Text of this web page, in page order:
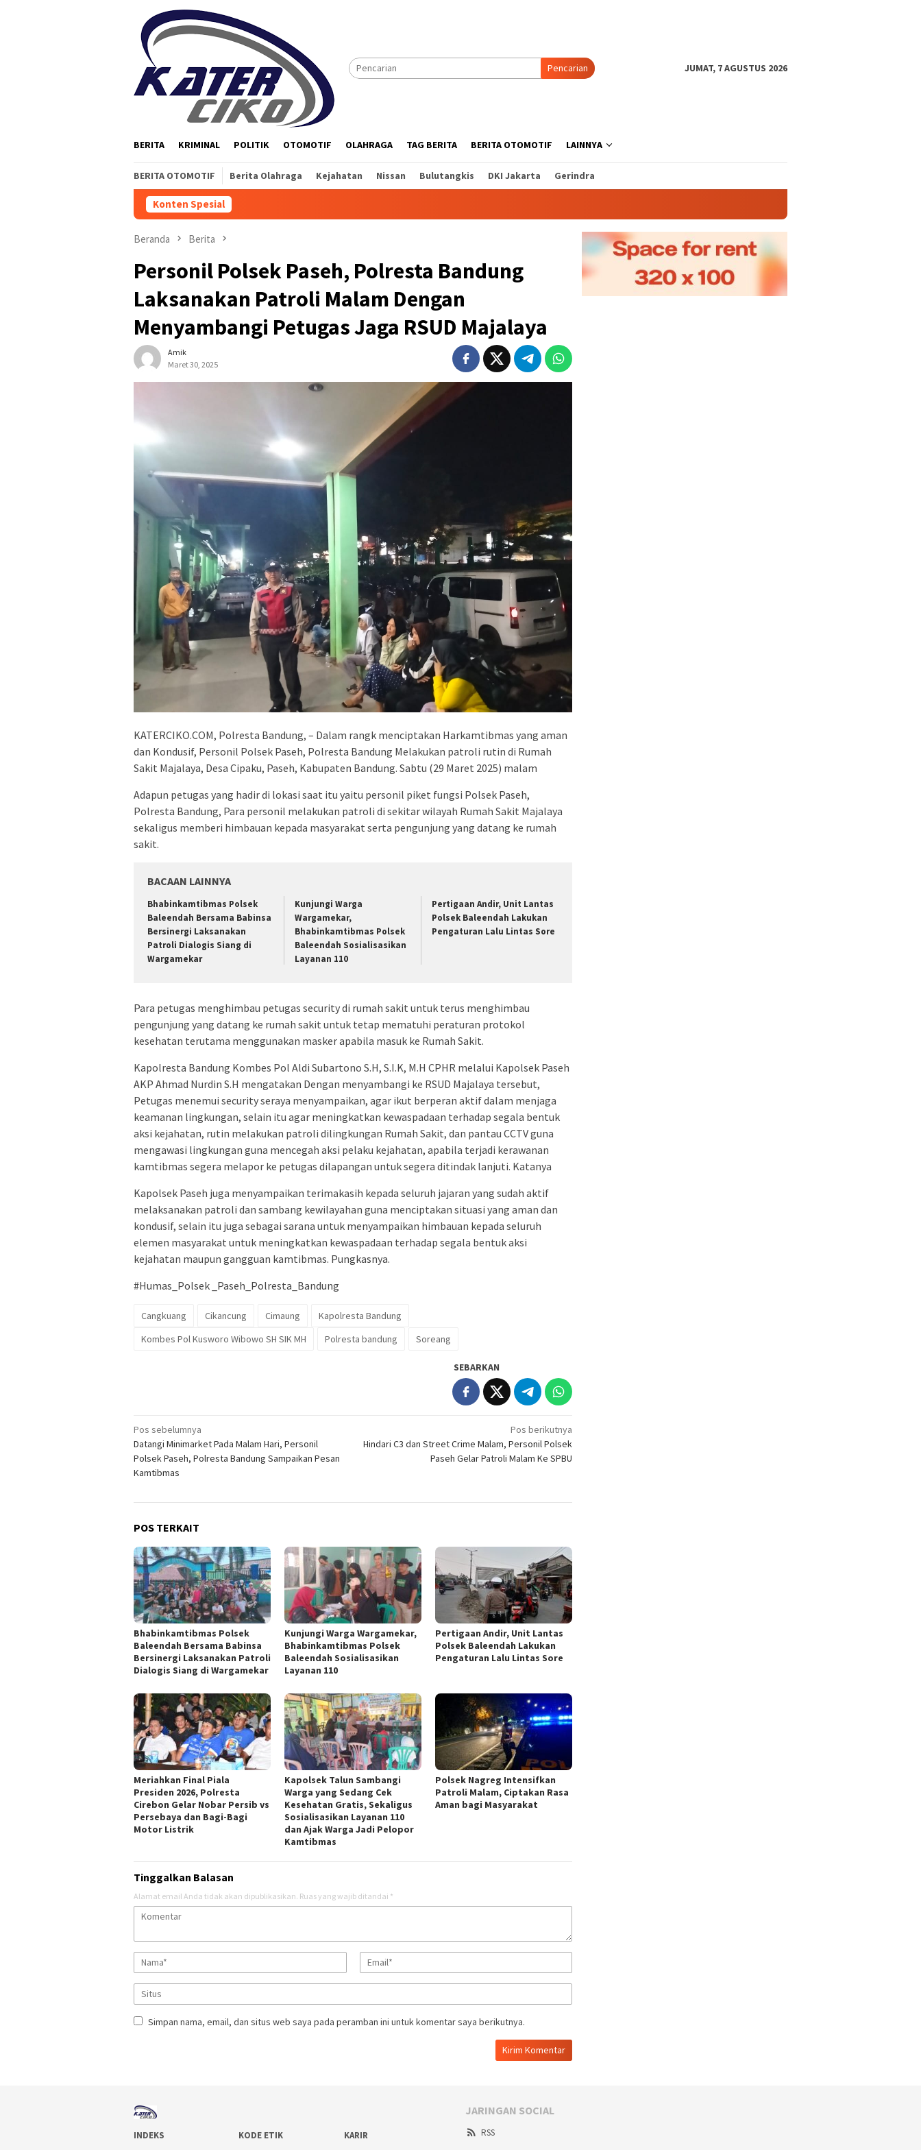
Pencarian JUMAT, 7 AGUSTUS 2026
BERITA KRIMINAL POLITIK OTOMOTIF OLAHRAGA TAG BERITA BERITA OTOMOTIF LAINNYA
BERITA OTOMOTIF Berita Olahraga Kejahatan Nissan Bulutangkis DKI Jakarta Gerindra
Konten Spesial
Beranda Berita
Personil Polsek Paseh, Polresta Bandung
Laksanakan Patroli Malam Dengan
Menyambangi Petugas Jaga RSUD Majalaya
Amik
Maret 30, 2025
KATERCIKO.COM, Polresta Bandung, – Dalam rangk menciptakan Harkamtibmas yang aman
dan Kondusif, Personil Polsek Paseh, Polresta Bandung Melakukan patroli rutin di Rumah
Sakit Majalaya, Desa Cipaku, Paseh, Kabupaten Bandung. Sabtu (29 Maret 2025) malam
Adapun petugas yang hadir di lokasi saat itu yaitu personil piket fungsi Polsek Paseh,
Polresta Bandung, Para personil melakukan patroli di sekitar wilayah Rumah Sakit Majalaya
sekaligus memberi himbauan kepada masyarakat serta pengunjung yang datang ke rumah
sakit.
BACAAN LAINNYA
Bhabinkamtibmas Polsek
Baleendah Bersama Babinsa
Bersinergi Laksanakan
Patroli Dialogis Siang di
Wargamekar
Kunjungi Warga
Wargamekar,
Bhabinkamtibmas Polsek
Baleendah Sosialisasikan
Layanan 110
Pertigaan Andir, Unit Lantas
Polsek Baleendah Lakukan
Pengaturan Lalu Lintas Sore
Para petugas menghimbau petugas security di rumah sakit untuk terus menghimbau
pengunjung yang datang ke rumah sakit untuk tetap mematuhi peraturan protokol
kesehatan terutama menggunakan masker apabila masuk ke Rumah Sakit.
Kapolresta Bandung Kombes Pol Aldi Subartono S.H, S.I.K, M.H CPHR melalui Kapolsek Paseh
AKP Ahmad Nurdin S.H mengatakan Dengan menyambangi ke RSUD Majalaya tersebut,
Petugas menemui security seraya menyampaikan, agar ikut berperan aktif dalam menjaga
keamanan lingkungan, selain itu agar meningkatkan kewaspadaan terhadap segala bentuk
aksi kejahatan, rutin melakukan patroli dilingkungan Rumah Sakit, dan pantau CCTV guna
mengawasi lingkungan guna mencegah aksi pelaku kejahatan, apabila terjadi kerawanan
kamtibmas segera melapor ke petugas dilapangan untuk segera ditindak lanjuti. Katanya
Kapolsek Paseh juga menyampaikan terimakasih kepada seluruh jajaran yang sudah aktif
melaksanakan patroli dan sambang kewilayahan guna menciptakan situasi yang aman dan
kondusif, selain itu juga sebagai sarana untuk menyampaikan himbauan kepada seluruh
elemen masyarakat untuk meningkatkan kewaspadaan terhadap segala bentuk aksi
kejahatan maupun gangguan kamtibmas. Pungkasnya.
#Humas_Polsek _Paseh_Polresta_Bandung
Cangkuang Cikancung Cimaung
Kapolresta Bandung
Kombes Pol Kusworo Wibowo SH SIK MH
Polresta bandung Soreang
SEBARKAN
Navigasi
pos
Pos sebelumnya
Datangi Minimarket Pada Malam Hari, Personil
Polsek Paseh, Polresta Bandung Sampaikan Pesan
Kamtibmas
Pos berikutnya
Hindari C3 dan Street Crime Malam, Personil Polsek
Paseh Gelar Patroli Malam Ke SPBU
POS TERKAIT
Bhabinkamtibmas Polsek
Baleendah Bersama Babinsa
Bersinergi Laksanakan Patroli
Dialogis Siang di Wargamekar
Kunjungi Warga Wargamekar,
Bhabinkamtibmas Polsek
Baleendah Sosialisasikan
Layanan 110
Pertigaan Andir, Unit Lantas
Polsek Baleendah Lakukan
Pengaturan Lalu Lintas Sore
Meriahkan Final Piala
Presiden 2026, Polresta
Cirebon Gelar Nobar Persib vs
Persebaya dan Bagi-Bagi
Motor Listrik
Kapolsek Talun Sambangi
Warga yang Sedang Cek
Kesehatan Gratis, Sekaligus
Sosialisasikan Layanan 110
dan Ajak Warga Jadi Pelopor
Kamtibmas
Polsek Nagreg Intensifkan
Patroli Malam, Ciptakan Rasa
Aman bagi Masyarakat
Tinggalkan Balasan
Alamat email Anda tidak akan dipublikasikan. Ruas yang wajib ditandai *
Simpan nama, email, dan situs web saya pada peramban ini untuk komentar saya berikutnya.
INDEKS KODE ETIK
KARIR
JARINGAN SOCIAL
RSS